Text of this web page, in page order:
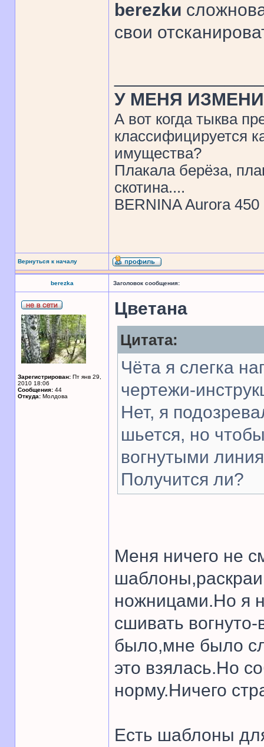
berezkи
свои
У МЕНЯ
А вот когда тыква
классифицируется
имущества?
Плакала берёза,
скотина....
BERNINA Aurora 450
Вернуться к началу
berezka Заголовок сообщения:
Зарегистрирован: Пт янв 29,
2010 18:06
Сообщения: 44
Откуда: Молдова
Цветана
Цитата:
Чёта я слегка
чертежи-
Нет, я
шьется, но
вогнутыми
Получится ли?
Меня ничего не
ножницами.Но я
сшивать
было,мне было
это взялась.Но
норму.Ничего
Есть шаблоны